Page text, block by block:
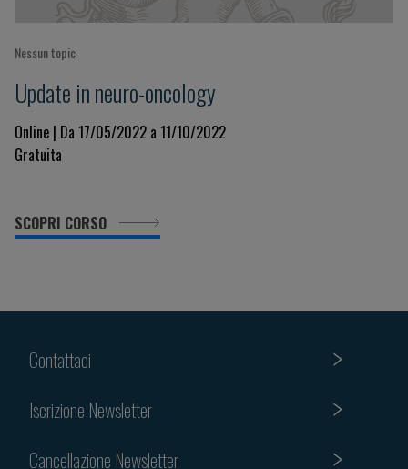
Nessun topic
Update in neuro-oncology
Online | Da 17/05/2022 a 11/10/2022
Gratuita
SCOPRI CORSO
Contattaci
Iscrizione Newsletter
Cancellazione Newsletter